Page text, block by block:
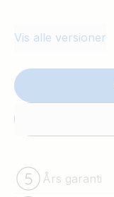
Vis alle versioner
Års garanti